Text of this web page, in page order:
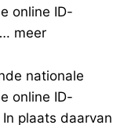
online ID-
meer
nationale
online ID-
plaats daarvan